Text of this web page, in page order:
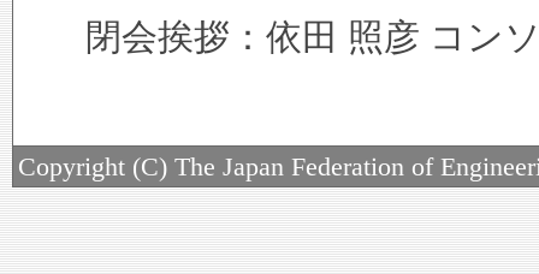
閉会挨拶：依田 照彦 コン
Copyright (C) The Japan Federation of